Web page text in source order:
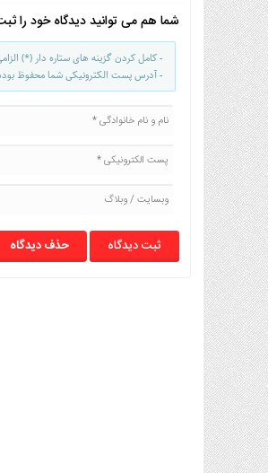
بین
الملل
نگاه
روز
گوناگون
شما هم می توانید دیدگاه خود را
- کامل کردن گزینه های ستاره دار (*)
- آدرس پست الکترونیکی شما محفوظ
حذف دیدگاه